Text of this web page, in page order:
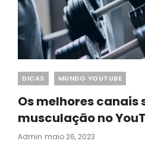
Categories
DICAS MUNDO YOUTUBE
Os melhores canais
musculação no
Admin Posted
Maio 26, 2023